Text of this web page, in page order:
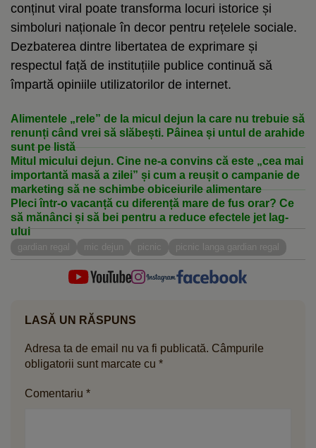
conținut viral poate transforma locuri istorice și
simboluri naționale în decor pentru rețelele sociale.
Dezbaterea dintre libertatea de exprimare și
respectul față de instituțiile publice continuă să
împartă opiniile utilizatorilor de internet.
Alimentele „rele” de la micul dejun la care nu trebuie să
renunți când vrei să slăbești. Pâinea și untul de arahide
sunt pe listă
Mitul micului dejun. Cine ne-a convins că este „cea mai
importantă masă a zilei” și cum a reușit o campanie de
marketing să ne schimbe obiceiurile alimentare
Pleci într-o vacanță cu diferență mare de fus orar? Ce
să mănânci și să bei pentru a reduce efectele jet lag-
ului
gardian regal mic dejun picnic picnic langa gardian regal
LASĂ UN RĂSPUNS
Adresa ta de email nu va fi publicată. Câmpurile
obligatorii sunt marcate cu *
Comentariu *